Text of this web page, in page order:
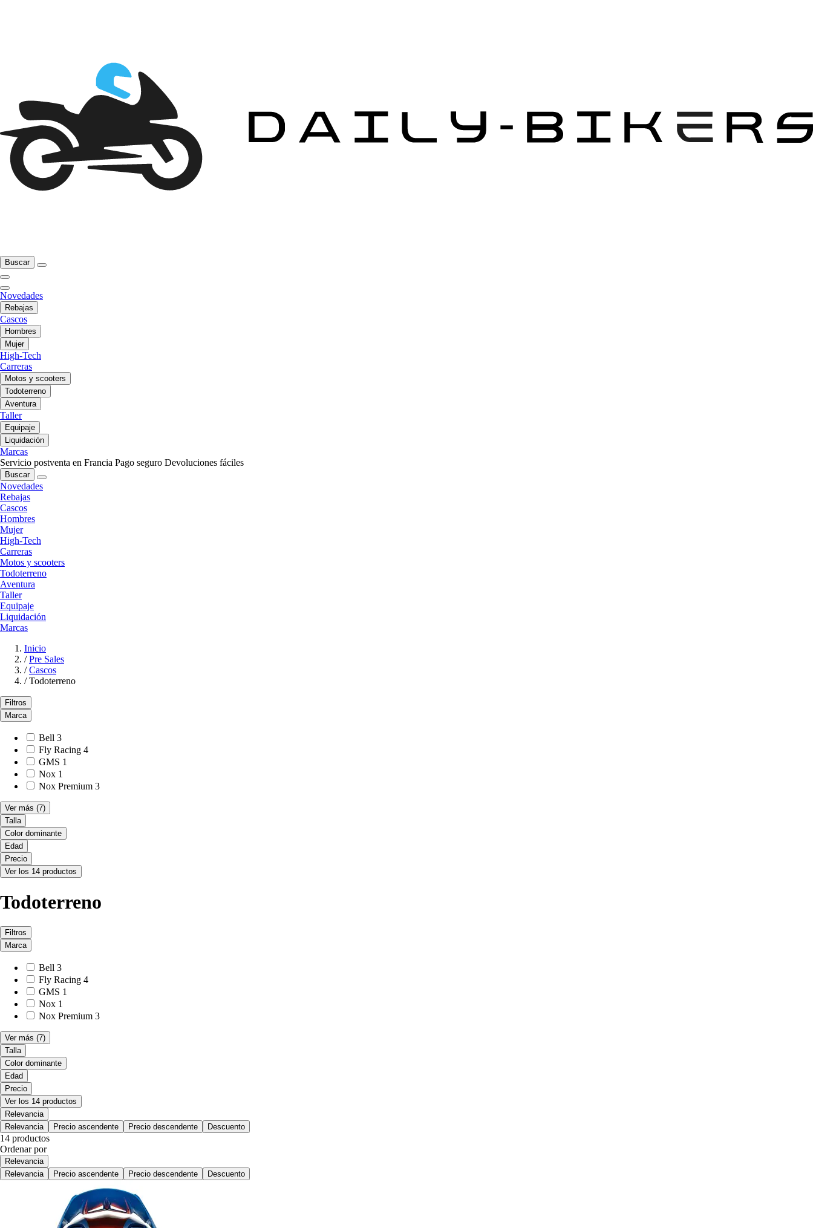
Buscar
Novedades
Rebajas
Cascos
Hombres
Mujer
High-Tech
Carreras
Motos y scooters
Todoterreno
Aventura
Taller
Equipaje
Liquidación
Marcas
Servicio postventa en Francia Pago seguro Devoluciones fáciles
Buscar
Novedades
Rebajas
Cascos
Hombres
Mujer
High-Tech
Carreras
Motos y scooters
Todoterreno
Aventura
Taller
Equipaje
Liquidación
Marcas
Inicio
/ Pre Sales
/ Cascos
/ Todoterreno
Filtros
Marca
Bell 3
Fly Racing 4
GMS 1
Nox 1
Nox Premium 3
Ver más (7)
Talla
Color dominante
Edad
Precio
Ver los 14 productos
Todoterreno
Filtros
Marca
Bell 3
Fly Racing 4
GMS 1
Nox 1
Nox Premium 3
Ver más (7)
Talla
Color dominante
Edad
Precio
Ver los 14 productos
Relevancia
Relevancia
Precio ascendente Precio descendente Descuento
14 productos
Ordenar por
Relevancia
Relevancia
Precio ascendente Precio descendente Descuento